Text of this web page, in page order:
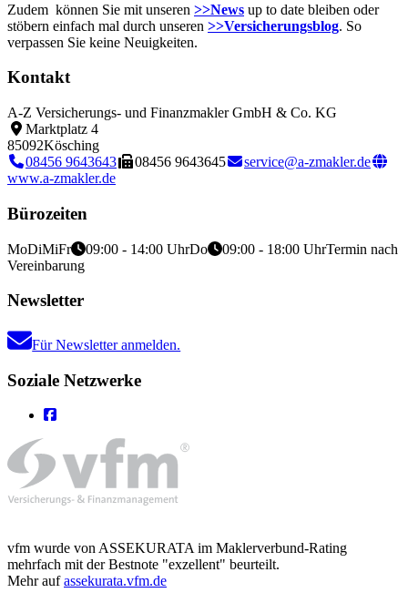
Zudem können Sie mit unseren >>News up to date bleiben oder
stöbern einfach mal durch unseren >>Versicherungsblog. So
verpassen Sie keine Neuigkeiten.
Kontakt
A-Z Versicherungs- und Finanzmakler GmbH & Co. KG
Marktplatz 4
85092Kösching
08456 9643643
08456 9643645
service@a-zmakler.de
www.a-zmakler.de
Bürozeiten
MoDiMiFr 09:00 - 14:00 UhrDo 09:00 - 18:00 UhrTermin nach
Vereinbarung
Newsletter
Für Newsletter anmelden.
Soziale Netzwerke
vfm wurde von ASSEKURATA im Maklerverbund-Rating
mehrfach mit der Bestnote "exzellent" beurteilt.
Mehr aufassekurata.vfm.de